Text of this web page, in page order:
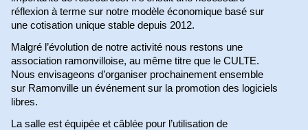
réflexion à terme sur notre modèle économique basé sur
une cotisation unique stable depuis 2012.
Malgré l’évolution de notre activité nous restons une
association ramonvilloise, au même titre que le CULTE.
Nous envisageons d’organiser prochainement ensemble
sur Ramonville un événement sur la promotion des logiciels
libres.
La salle est équipée et câblée pour l’utilisation de